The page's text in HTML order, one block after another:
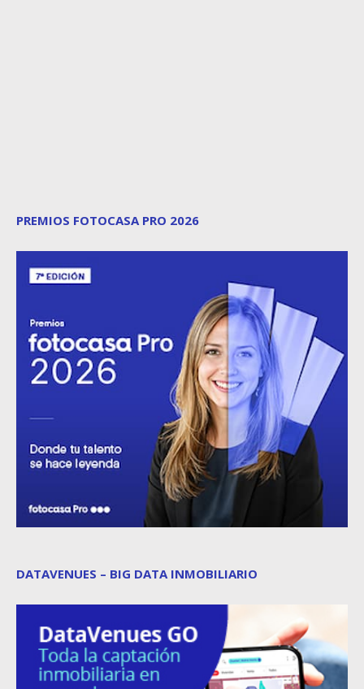
PREMIOS FOTOCASA PRO 2026
DATAVENUES – BIG DATA INMOBILIARIO